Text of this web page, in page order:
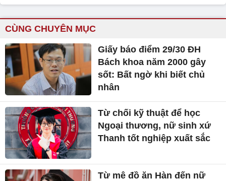
CÙNG CHUYÊN MỤC
Giấy báo điểm 29/30 ĐH
Bách khoa năm 2000 gây
sốt: Bất ngờ khi biết chủ
nhân
Từ chối kỹ thuật để học
Ngoại thương, nữ sinh xứ
Thanh tốt nghiệp xuất sắc
Từ mê đồ ăn Hàn đến nữ